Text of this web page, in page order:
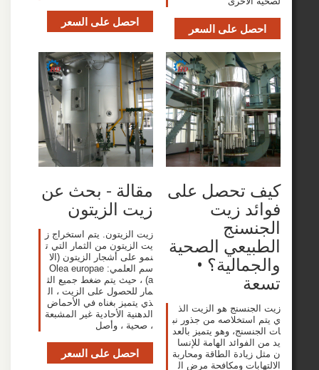
على السعر احصل على السعر
تحصل على
زيت
الصحية
•
هو الزيت الذ
من جذور نب
وهو يتميز بالعد
الهامة للإنسا
الطاقة ومحاربة
ومكافحة مرض ال
مقالة - بحث عن
زيت الزيتون
زيت الزيتون. يتم استخراج ز
يت الزيتون من الثمار التي ت
نمو على أشجار الزيتون (الا
سم العلمي: Olea europae
a) ، حيث يتم ضغط جميع الث
مار للحصول على الزيت ، ال
ذي يتميز بغناه في الأحماض
الدهنية الأحادية غير المشبعة
، صحية ، وأصل
احصل على السعر